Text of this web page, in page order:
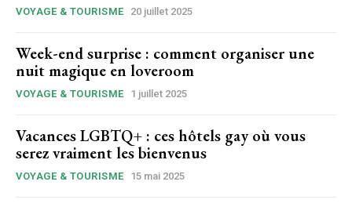
VOYAGE & TOURISME 20 juillet 2025
Week-end surprise : comment organiser une
nuit magique en loveroom
VOYAGE & TOURISME 1 juillet 2025
Vacances LGBTQ+ : ces hôtels gay où vous
serez vraiment les bienvenus
VOYAGE & TOURISME 15 mai 2025